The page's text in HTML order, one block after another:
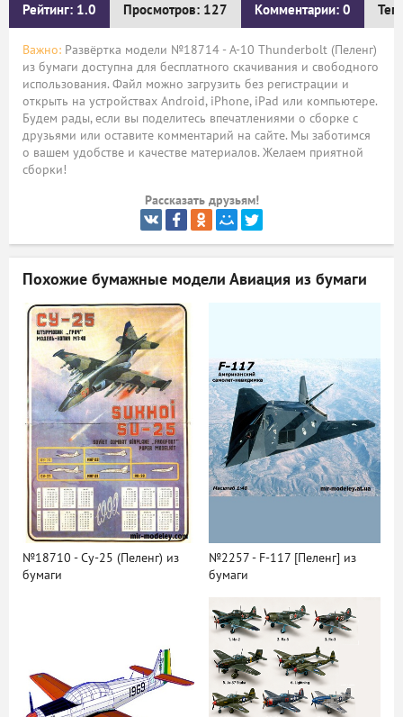
Рейтинг: 1.0 Просмотров: 127 Комментарии: 0
Важно: Развёртка модели №18714 - A-10 Thunderbolt (Пеленг)
из бумаги доступна для бесплатного скачивания и свободного
использования. Файл можно загрузить без регистрации и
открыть на устройствах Android, iPhone, iPad или компьютере.
Будем рады, если вы поделитесь впечатлениями о сборке с
друзьями или оставите комментарий на сайте. Мы заботимся
о вашем удобстве и качестве материалов. Желаем приятной
сборки!
Рассказать друзьям!
Похожие бумажные модели Авиация из бумаги
№18710 - Су-25 (Пеленг) из
бумаги
№2257 - F-117 [Пеленг] из
бумаги